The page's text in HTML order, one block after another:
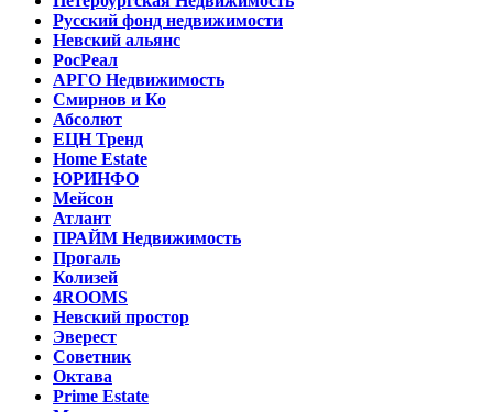
Русский фонд недвижимости
Невский альянс
РосРеал
АРГО Недвижимость
Смирнов и Ко
Абсолют
ЕЦН Тренд
Home Estate
ЮРИНФО
Мейсон
Атлант
ПРАЙМ Недвижимость
Прогаль
Колизей
4ROOMS
Невский простор
Эверест
Советник
Октава
Prime Estate